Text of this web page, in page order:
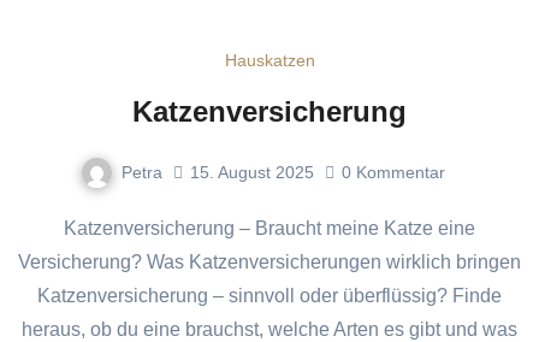
Hauskatzen
Katzenversicherung
Petra 15. August 2025 0 Kommentar
Katzenversicherung – Braucht meine Katze eine
Versicherung? Was Katzenversicherungen wirklich bringen
Katzenversicherung – sinnvoll oder überflüssig? Finde
heraus, ob du eine brauchst, welche Arten es gibt und was